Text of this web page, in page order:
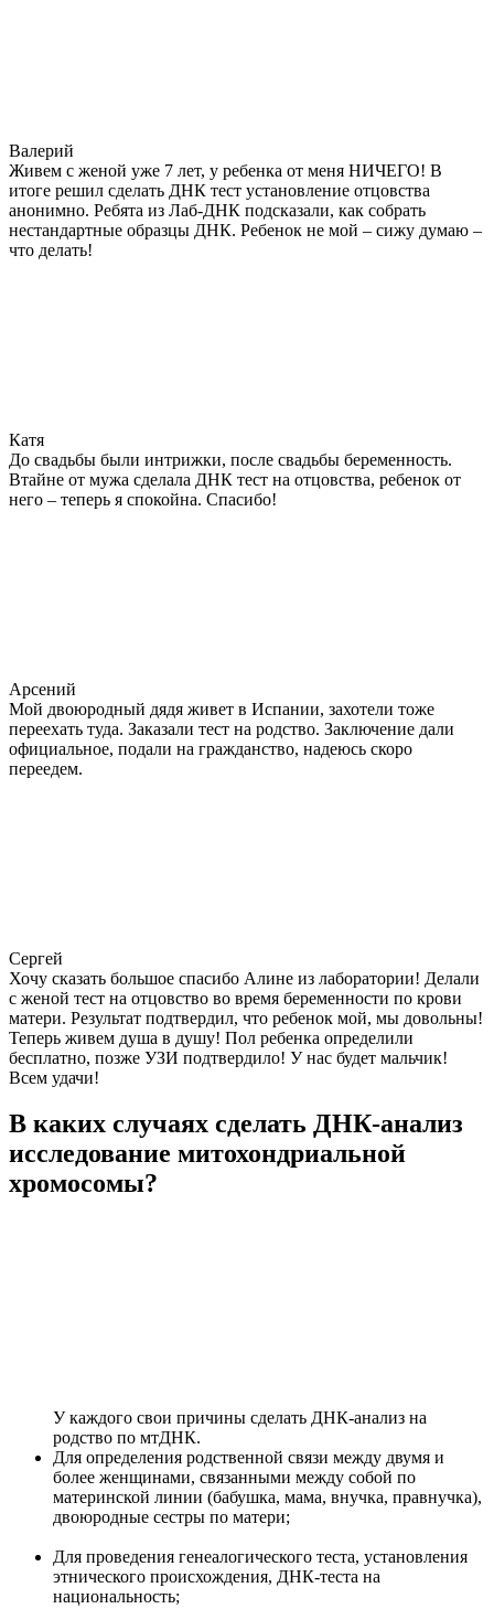
Валерий
Живем с женой уже 7 лет, у ребенка от меня НИЧЕГО! В
итоге решил сделать ДНК тест установление отцовства
анонимно. Ребята из Лаб-ДНК подсказали, как собрать
нестандартные образцы ДНК. Ребенок не мой – сижу думаю –
что делать!
Катя
До свадьбы были интрижки, после свадьбы беременность.
Втайне от мужа сделала ДНК тест на отцовства, ребенок от
него – теперь я спокойна. Спасибо!
Арсений
Мой двоюродный дядя живет в Испании, захотели тоже
переехать туда. Заказали тест на родство. Заключение дали
официальное, подали на гражданство, надеюсь скоро
переедем.
Сергей
Хочу сказать большое спасибо Алине из лаборатории! Делали
с женой тест на отцовство во время беременности по крови
матери. Результат подтвердил, что ребенок мой, мы довольны!
Теперь живем душа в душу! Пол ребенка определили
бесплатно, позже УЗИ подтвердило! У нас будет мальчик!
Всем удачи!
В каких случаях сделать ДНК-анализ
исследование митохондриальной
хромосомы?
У каждого свои причины сделать ДНК-анализ на
родство по мтДНК.
Для определения родственной связи между двумя и
более женщинами, связанными между собой по
материнской линии (бабушка, мама, внучка, правнучка),
двоюродные сестры по матери;
Для проведения генеалогического теста, установления
этнического происхождения, ДНК-теста на
национальность;